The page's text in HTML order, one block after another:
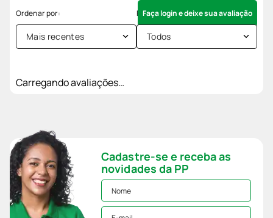
Faça login e deixe sua avaliação
Mais recentes Todos
Carregando avaliações…
Cadastre-se e receba as
novidades da PP